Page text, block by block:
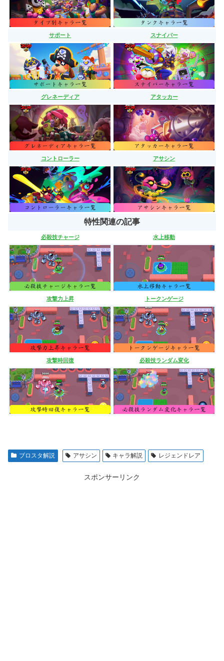
サポート スナイパー
グレネーディア アタッカー
コントローラー アサシン
特性関連の記事
必殺技チャージ 水上移動
攻撃力上昇 トークンゲージ
攻撃時回復 必殺技ランダム変化
ブロスタ解説 アサシン キャラ解説 レジェンドレア
スポンサーリンク